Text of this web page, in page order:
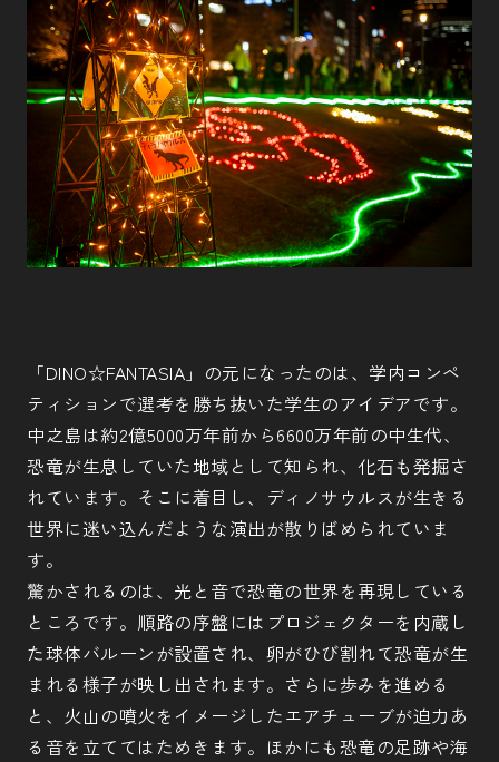
「DINO☆FANTASIA」の元になったのは、学内コンペ
ティションで選考を勝ち抜いた学生のアイデアです。
中之島は約2億5000万年前から6600万年前の中生代、
恐竜が生息していた地域として知られ、化石も発掘さ
れています。そこに着目し、ディノサウルスが生きる
世界に迷い込んだような演出が散りばめられていま
す。
驚かされるのは、光と音で恐竜の世界を再現している
ところです。順路の序盤にはプロジェクターを内蔵し
た球体バルーンが設置され、卵がひび割れて恐竜が生
まれる様子が映し出されます。さらに歩みを進める
と、火山の噴火をイメージしたエアチューブが迫力あ
る音を立ててはためきます。ほかにも恐竜の足跡や海